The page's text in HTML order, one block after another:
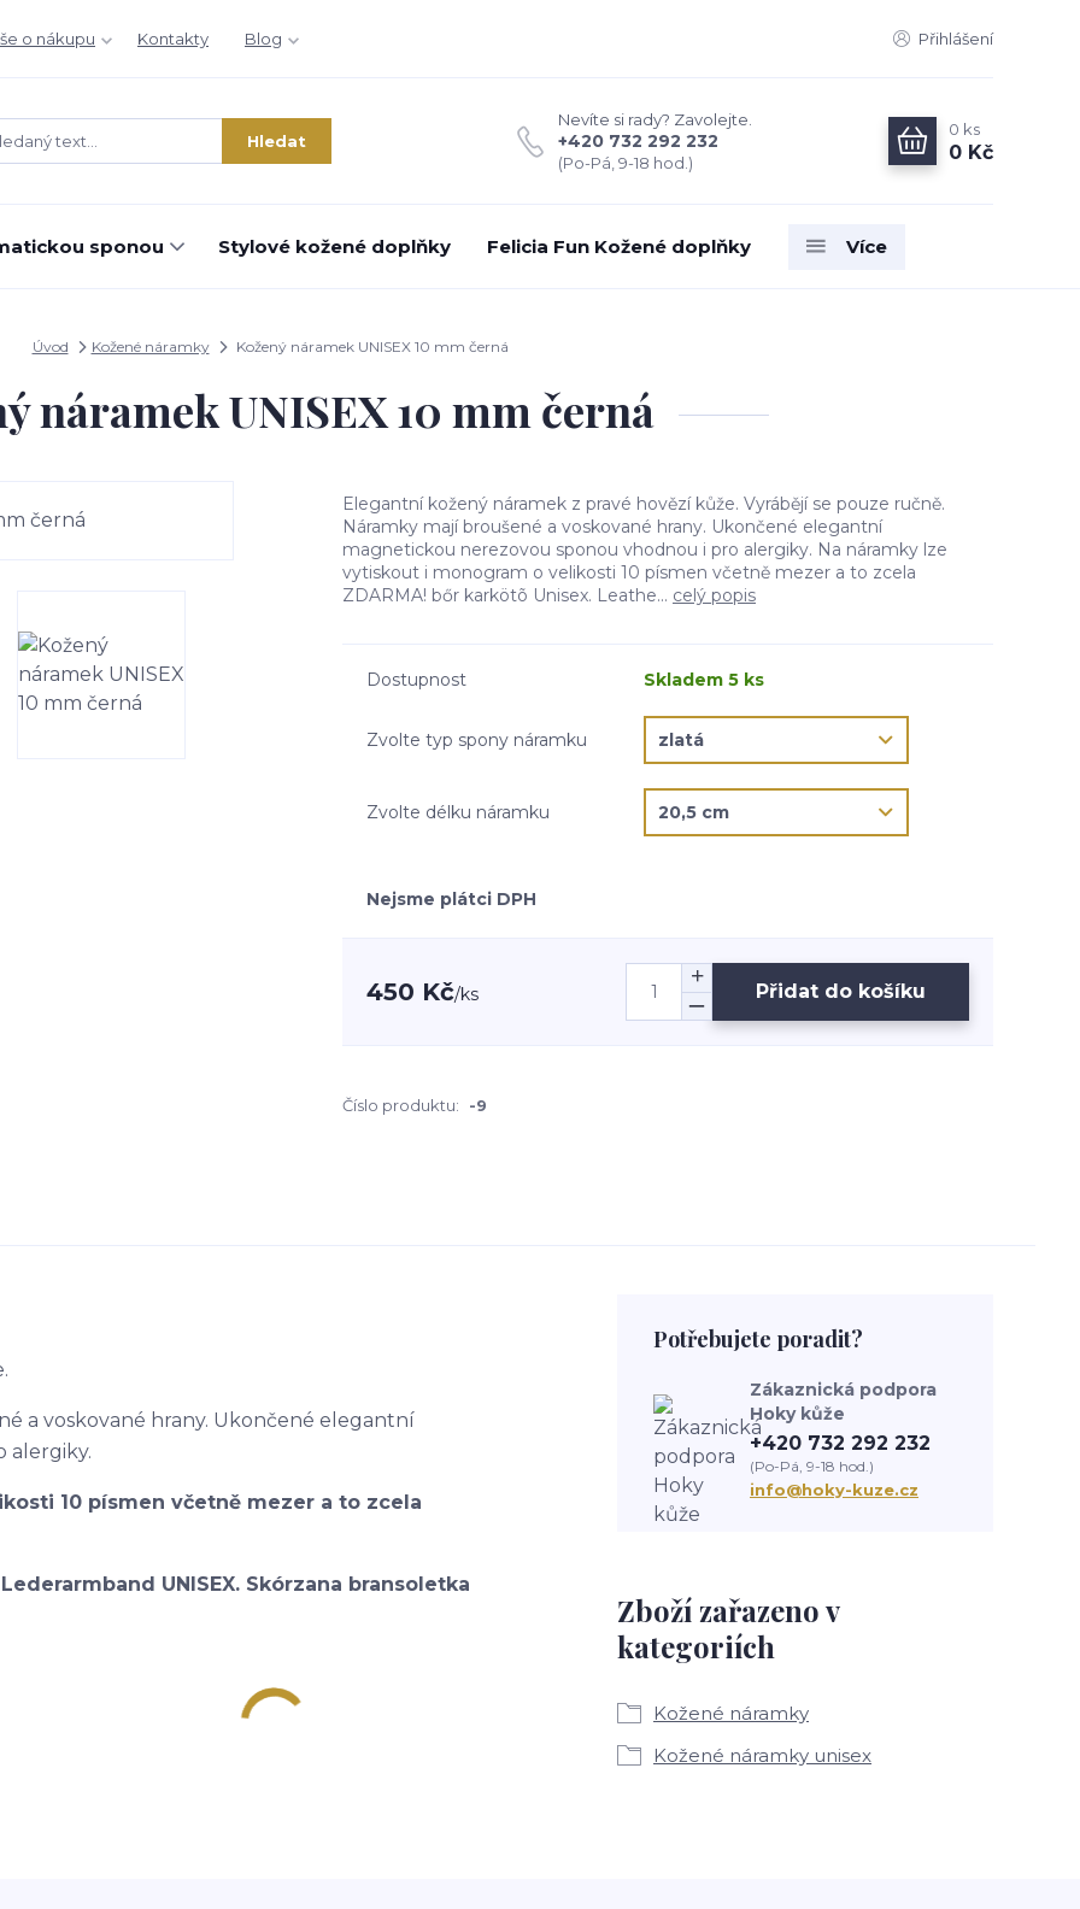
o nákupu Kontakty Blog Přihlášení
Hledat
Nevíte si rady? Zavolejte.
+420 732 292 232
(Po-Pá, 9-18 hod.)
0 ks
0 Kč
sponou Stylové kožené doplňky Felicia Fun Kožené doplňky Více
Úvod Kožené náramky Kožený náramek UNISEX 10 mm černá
náramek UNISEX 10 mm černá
Elegantní kožený náramek z pravé hovězí kůže. Vyrábějí se pouze ručně.
Náramky mají broušené a voskované hrany. Ukončené elegantní
magnetickou nerezovou sponou vhodnou i pro alergiky. Na náramky lze
vytiskout i monogram o velikosti 10 písmen včetně mezer a to zcela
ZDARMA! bőr karkötõ Unisex. Leathe... celý popis
Dostupnost Skladem 5 ks
Zvolte typ spony náramku
Zvolte délku náramku
Nejsme plátci DPH
450 Kč/ks Přidat do košíku
Číslo produktu: -9
a voskované hrany. Ukončené elegantní
alergiky.
10 písmen včetně mezer a to zcela
UNISEX. Skórzana bransoletka
Zboží zařazeno v
kategoriích
Kožené náramky
Kožené náramky unisex
Potřebujete poradit?
Zákaznická podpora
Hoky kůže
+420 732 292 232
(Po-Pá, 9-18 hod.)
info@hoky-kuze.cz